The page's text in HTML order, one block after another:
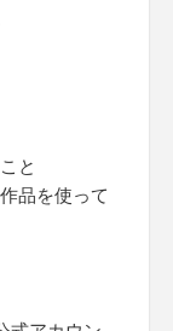
と
品を使って